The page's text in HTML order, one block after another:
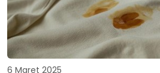
6 Maret 2025